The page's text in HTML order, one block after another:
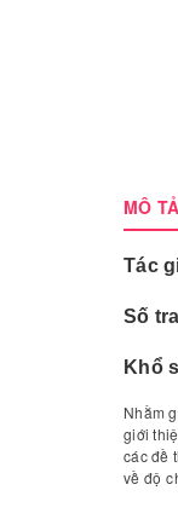
MÔ TẢ
Tác
Số
Khổ
Nhằm
giới
các đề
về độ